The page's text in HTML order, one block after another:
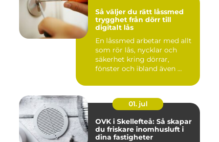
Så väljer du rätt låssmed
trygghet från dörr till
digitalt lås
En låssmed arbetar med allt
som rör lås, nycklar och
säkerhet kring dörrar,
fönster och ibland även ...
01. jul
OVK i Skellefteå: Så skapar
du friskare inomhusluft i
dina fastigheter